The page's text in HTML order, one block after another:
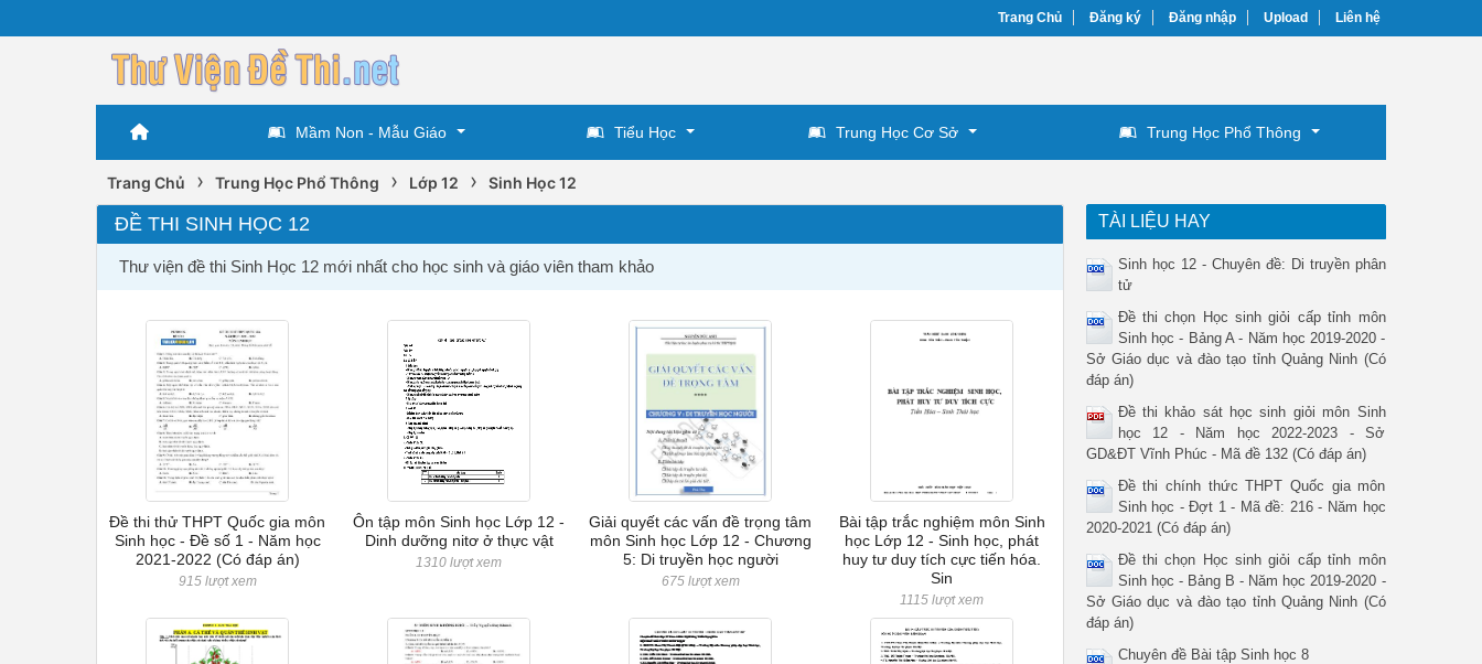
Trang Chủ Đăng ký Đăng nhập Upload Liên hệ
Mầm Non - Mẫu Giáo Tiểu Học Trung Học Cơ Sở Trung Học Phổ Thông
Trang Chủ › Trung Học Phổ Thông › Lớp 12 › Sinh Học 12
ĐỀ THI SINH HỌC 12
Thư viện đề thi Sinh Học 12 mới nhất cho học sinh và giáo viên tham khảo
Đề thi thử THPT Quốc gia môn
Sinh học - Đề số 1 - Năm học
2021-2022 (Có đáp án)
915 lượt xem
Ôn tập môn Sinh học Lớp 12 -
Dinh dưỡng nitơ ở thực vật
1310 lượt xem
Giải quyết các vấn đề trọng tâm
môn Sinh học Lớp 12 - Chương
5: Di truyền học người
675 lượt xem
Bài tập trắc nghiệm môn Sinh
học Lớp 12 - Sinh học, phát
huy tư duy tích cực tiến hóa.
Sin
1115 lượt xem
TÀI LIỆU HAY
Sinh học 12 - Chuyên đề: Di truyền phân
tử
Đề thi chọn Học sinh giỏi cấp tỉnh môn
Sinh học - Bảng A - Năm học 2019-2020 -
Sở Giáo dục và đào tạo tỉnh Quảng Ninh (Có
đáp án)
Đề thi khảo sát học sinh giỏi môn Sinh
học 12 - Năm học 2022-2023 - Sở
GD&ĐT Vĩnh Phúc - Mã đề 132 (Có đáp án)
Đề thi chính thức THPT Quốc gia môn
Sinh học - Đợt 1 - Mã đề: 216 - Năm học
2020-2021 (Có đáp án)
Đề thi chọn Học sinh giỏi cấp tỉnh môn
Sinh học - Bảng B - Năm học 2019-2020 -
Sở Giáo dục và đào tạo tỉnh Quảng Ninh (Có
đáp án)
Chuyên đề Bài tập Sinh học 8